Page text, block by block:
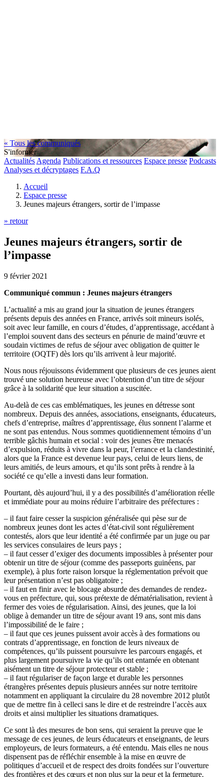
« Tous les communiqués
S'informer
Actualités Agenda Publications et ressources Espace presse Podcasts
Analyses et décryptages F.A.Q
Accueil
Espace presse
Jeunes majeurs étrangers, sortir de l’impasse
» retour
Jeunes majeurs étrangers, sortir de
l’impasse
9 février 2021
Communiqué commun : Jeunes majeurs étrangers
L’actualité a mis au grand jour la situation de jeunes étrangers
présents depuis des années en France, arrivés soit mineurs isolés,
soit avec leur famille, en cours d’études, d’apprentissage, accédant à
l’emploi souvent dans des secteurs en pénurie de maind’œuvre et
soudain victimes de refus de séjour avec obligation de quitter le
territoire (OQTF) dès lors qu’ils arrivent à leur majorité.
Nous nous réjouissons évidemment que plusieurs de ces jeunes aient
trouvé une solution heureuse avec l’obtention d’un titre de séjour
grâce à la solidarité que leur situation a suscitée.
Au-delà de ces cas emblématiques, les jeunes en détresse sont
nombreux. Depuis des années, associations, enseignants, éducateurs,
chefs d’entreprise, maîtres d’apprentissage, élus sonnent l’alarme et
ne sont pas entendus. Nous sommes quotidiennement témoins d’un
terrible gâchis humain et social : voir des jeunes être menacés
d’expulsion, réduits à vivre dans la peur, l’errance et la clandestinité,
alors que la France est devenue leur pays, celui de leurs liens, de
leurs amitiés, de leurs amours, et qu’ils sont prêts à rendre à la
société ce qu’elle a investi dans leur formation.
Pourtant, dès aujourd’hui, il y a des possibilités d’amélioration réelle
et immédiate pour au moins réduire l’arbitraire des préfectures :
– il faut faire cesser la suspicion généralisée qui pèse sur de
nombreux jeunes dont les actes d’état-civil sont régulièrement
contestés, alors que leur identité a été confirmée par un juge ou par
les services consulaires de leurs pays ;
– il faut cesser d’exiger des documents impossibles à présenter pour
obtenir un titre de séjour (comme des passeports guinéens, par
exemple), à plus forte raison lorsque la réglementation prévoit que
leur présentation n’est pas obligatoire ;
– il faut en finir avec le blocage absurde des demandes de rendez-
vous en préfecture, qui, sous prétexte de dématérialisation, revient à
fermer des voies de régularisation. Ainsi, des jeunes, que la loi
oblige à demander un titre de séjour avant 19 ans, sont mis dans
l’impossibilité de le faire ;
– il faut que ces jeunes puissent avoir accès à des formations ou
contrats d’apprentissage, en fonction de leurs niveaux de
compétences, qu’ils puissent poursuivre les parcours engagés, et
plus largement poursuivre la vie qu’ils ont entamée en obtenant
aisément un titre de séjour protecteur et stable ;
– il faut régulariser de façon large et durable les personnes
étrangères présentes depuis plusieurs années sur notre territoire
notamment en appliquant la circulaire du 28 novembre 2012 plutôt
que de mettre fin à celleci sans le dire et de restreindre l’accès aux
droits et ainsi multiplier les situations dramatiques.
Ce sont là des mesures de bon sens, qui seraient la preuve que le
message de ces jeunes, de leurs éducateurs et enseignants, de leurs
employeurs, de leurs formateurs, a été entendu. Mais elles ne nous
dispensent pas de réfléchir ensemble à la mise en œuvre de
politiques d’accueil et de respect des droits fondées sur l’ouverture
des frontières et des cœurs et non plus sur la peur et la fermeture.